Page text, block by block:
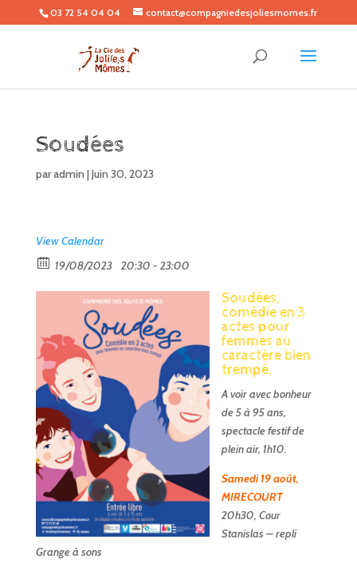
03 72 54 04 04 contact@compagniedesjoliesmomes.fr
Soudées
paradmin |Juin 30, 2023
View Calendar
19/08/2023
20:30 - 23:00
Soudées,
comédie en 3
actes pour
femmes au
caractère bien
trempé.
A voir avec bonheur
de 5 à 95 ans,
spectacle festif de
plein air, 1h10.
Samedi 19 août,
MIRECOURT
20h30, Cour
Stanislas – repli
Grange à sons